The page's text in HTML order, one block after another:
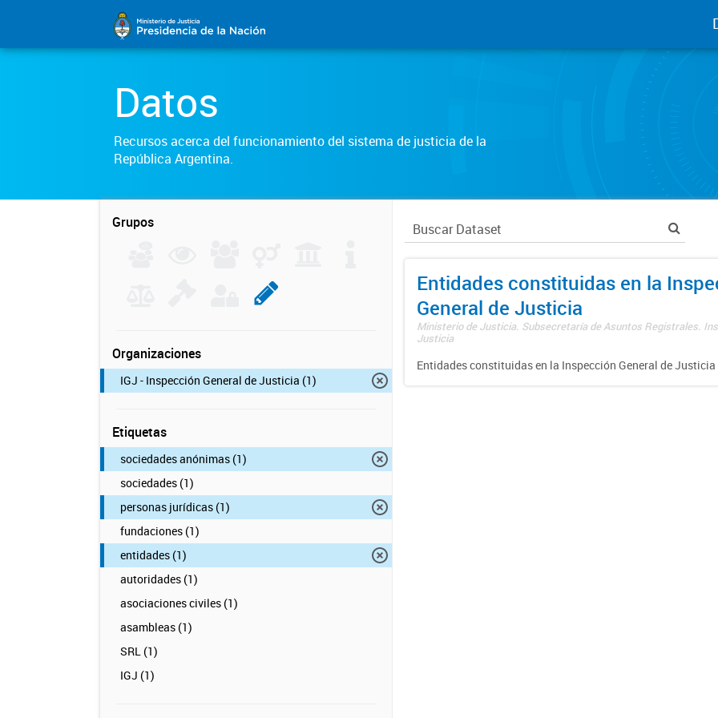
Datos
Recursos acerca del funcionamiento del sistema de justicia de la
República Argentina.
Grupos
Organizaciones
IGJ - Inspección General de Justicia (1)
Etiquetas
sociedades anónimas (1)
sociedades (1)
personas jurídicas (1)
fundaciones (1)
entidades (1)
autoridades (1)
asociaciones civiles (1)
asambleas (1)
SRL (1)
IGJ (1)
Entidades constituidas en la
General de Justicia
Ministerio de Justicia. Subsecretaría de Asuntos Registrales.
Justicia
Entidades constituidas en la Inspección General de Justicia